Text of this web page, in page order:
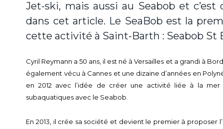
Jet-ski, mais aussi au Seabob et
dans cet article. Le SeaBob est la
cette activité à Saint-Barth : Seabob St
Cyril Reymann a 50 ans, il est né à Versailles et a grandi à
également vécu à Cannes et une dizaine d’années en
en 2012 avec l’idée de créer une activité liée à la
subaquatiques avec le Seabob.
En 2013, il crée sa société et devient le premier à proposer